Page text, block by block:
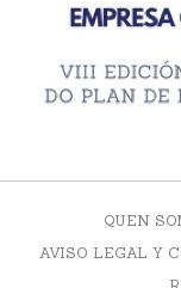
QUEN
AVISO LEGAL Y